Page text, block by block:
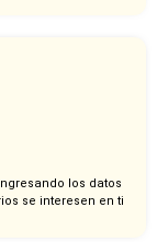
los datos
se interesen en ti